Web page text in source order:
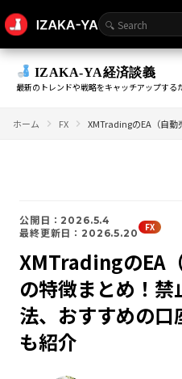
IZAKA-YA経済談義
最新のトレンドや戦略をキャッチアップする
ホーム FX
公開日：2026.5.4
最終更新日：2026.5.20
FX
XMTradingのEA
の特徴まとめ！
法、おすすめの口
も紹介